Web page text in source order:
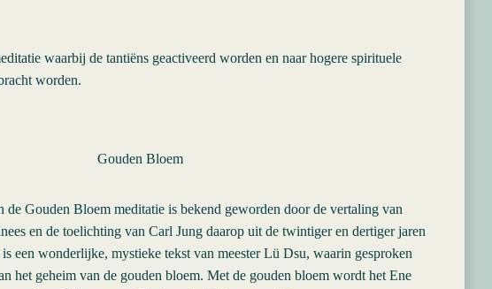
waarbij de tantiëns geactiveerd worden en naar hogere spirituele
worden.
Gouden Bloem
de Gouden Bloem meditatie is bekend geworden door de vertaling van
en de toelichting van Carl Jung daarop uit de twintiger en dertiger jaren
een wonderlijke, mystieke tekst van meester Lü Dsu, waarin gesproken
het geheim van de gouden bloem. Met de gouden bloem wordt het Ene